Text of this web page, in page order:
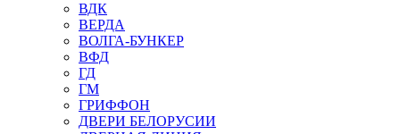
ВДК
ВЕРДА
ВОЛГА-БУНКЕР
ВФД
ГД
ГМ
ГРИФФОН
ДВЕРИ БЕЛОРУСИИ